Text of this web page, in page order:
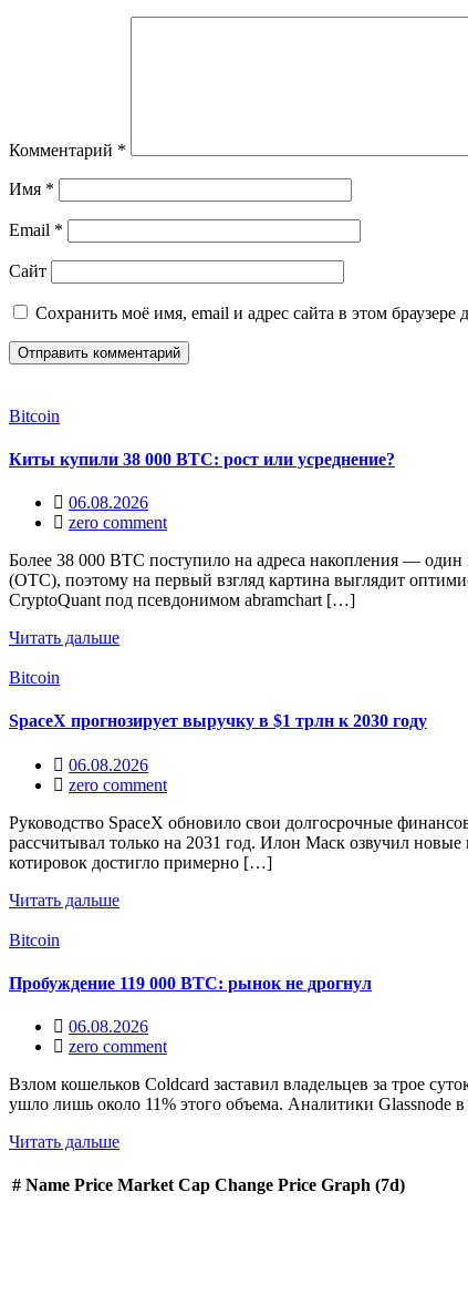
Комментарий *
Имя *
Email *
Сайт
Сохранить моё имя, email и адрес сайта в этом
Bitcoin
Киты купили 38 000 BTC: рост или усреднение?
06.08.2026
zero comment
Более 38 000 BTC поступило на адреса накопления —
(OTC), поэтому на первый взгляд картина выглядит
CryptoQuant под псевдонимом abramchart […]
Читать дальше
Bitcoin
SpaceX прогнозирует выручку в $1 трлн к 2030 году
06.08.2026
zero comment
Руководство SpaceX обновило свои долгосрочные
рассчитывал только на 2031 год. Илон Маск озвучил
котировок достигло примерно […]
Читать дальше
Bitcoin
Пробуждение 119 000 BTC: рынок не дрогнул
06.08.2026
zero comment
Взлом кошельков Coldcard заставил владельцев за трое
ушло лишь около 11% этого объема. Аналитики Glassnode
Читать дальше
# Name Price Market Cap Change Price Graph (7d)